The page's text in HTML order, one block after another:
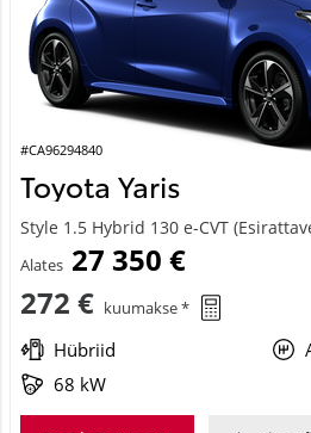
#CA96294840
Toyota Yaris
Style 1.5 Hybrid 130 e-CVT
Alates 27 350 €
272 € kuumakse *
Hübriid
68 kW